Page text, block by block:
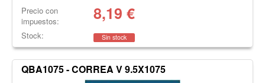
Precio con
impuestos:
8,19 €
Stock: Sin stock
QBA1075 - CORREA V 9.5X1075